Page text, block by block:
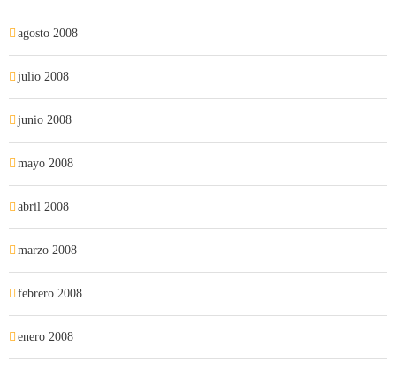
agosto 2008
julio 2008
junio 2008
mayo 2008
abril 2008
marzo 2008
febrero 2008
enero 2008